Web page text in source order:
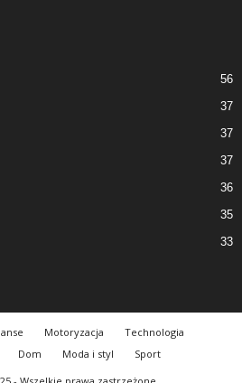
56
37
37
37
36
35
33
Motoryzacja
Technologia
Dom Moda i styl
Sport